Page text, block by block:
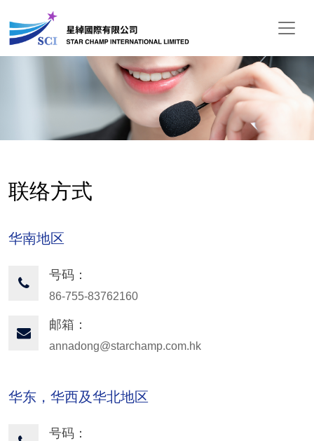
联络方式
华南地区
号码：
86-755-83762160
邮箱：
annadong@starchamp.com.hk
华东，华西及华北地区
号码：